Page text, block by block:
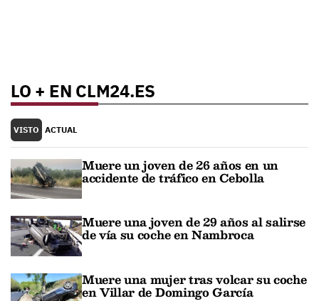
LO + EN CLM24.ES
VISTO ACTUAL
Muere un joven de 26 años en un
accidente de tráfico en Cebolla
Muere una joven de 29 años al salirse
de vía su coche en Nambroca
Muere una mujer tras volcar su coche
en Villar de Domingo García